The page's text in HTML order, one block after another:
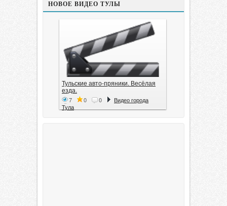
НОВОЕ ВИДЕО ТУЛЫ
Тульские авто-пряники. Весёлая
езда.
7 0 0
Видео города
Тула